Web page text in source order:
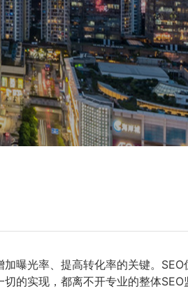
曝光率、提高转化率的关键。SEO
的实现，都离不开专业的整体SEO